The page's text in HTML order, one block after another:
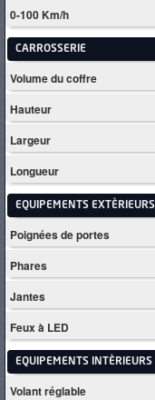
0-100 Km/h
CARROSSERIE
Volume du coffre
Hauteur
Largeur
Longueur
EQUIPEMENTS EXTÈRIEURS
Poignées de portes
Phares
Jantes
Feux à LED
EQUIPEMENTS INTÈRIEURS
Volant réglable